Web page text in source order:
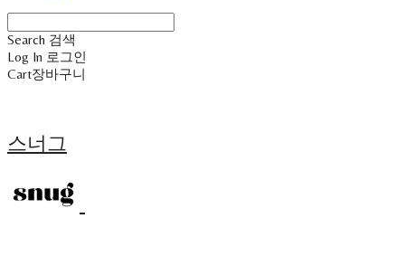
Search 검색
Log In 로그인
Cart장바구니
스너그